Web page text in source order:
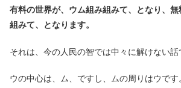
有料の世界が、ウム組み組みて、となり、
組みて、となります。
それは、今の人民の智では中々に解けない話
ウの中心は、ム、ですし、ムの周りはウです